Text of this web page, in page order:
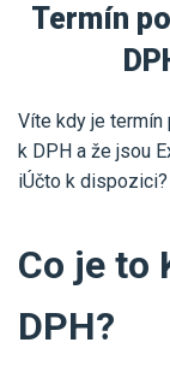
Termín
Víte kdy je termín
k DPH a že jsou
iÚčto k dispozici?
Co je to
DPH?